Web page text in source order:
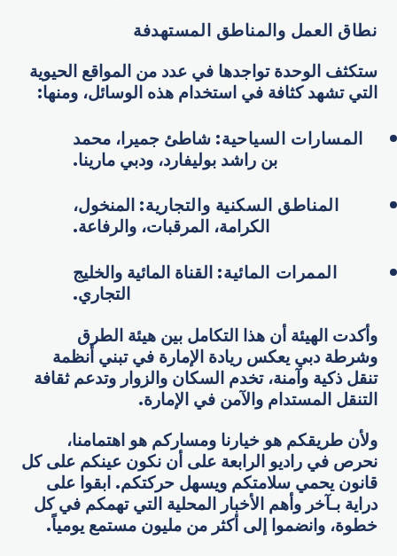
نطاق العمل والمناطق المستهدفة
ستكثف الوحدة تواجدها في عدد من المواقع الحيوية
التي تشهد كثافة في استخدام هذه الوسائل، ومنها:
المسارات السياحية: شاطئ جميرا، محمد
بن راشد بوليفارد، ودبي مارينا.
المناطق السكنية والتجارية: المنخول،
الكرامة، المرقبات، والرفاعة.
الممرات المائية: القناة المائية والخليج
التجاري.
وأكدت الهيئة أن هذا التكامل بين هيئة الطرق
وشرطة دبي يعكس ريادة الإمارة في تبني أنظمة
تنقل ذكية وآمنة، تخدم السكان والزوار وتدعم ثقافة
التنقل المستدام والآمن في الإمارة.
ولأن طريقكم هو خيارنا ومساركم هو اهتمامنا،
نحرص في راديو الرابعة على أن نكون عينكم على كل
قانون يحمي سلامتكم ويسهل حركتكم. ابقوا على
دراية بـآخر وأهم الأخبار المحلية التي تهمكم في كل
خطوة، وانضموا إلى أكثر من مليون مستمع يومياً.